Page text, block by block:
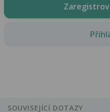
SOUVISEJÍCÍ DOTAZY